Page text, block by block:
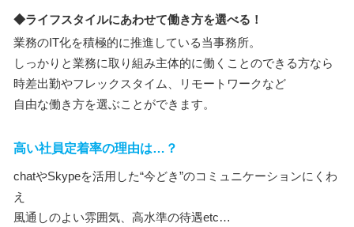
◆ライフスタイルにあわせて働き方を選べる！
業務のIT化を積極的に推進している当事務所。
しっかりと業務に取り組み主体的に働くことのできる方なら
時差出勤やフレックスタイム、リモートワークなど
自由な働き方を選ぶことができます。
高い社員定着率の理由は…？
chatやSkypeを活用した“今どき”のコミュニケーションにくわ
え
風通しのよい雰囲気、高水準の待遇etc…